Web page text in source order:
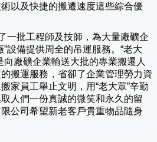
以及快捷的搬遷速度這些綜合優
批工程師及技師，為大量廠礦企
設備提供周全的吊運服務。“老大
向廠礦企業輸送大批的專業搬遷人
搬運服務，省卻了企業管理勞力資
家員工舉止文明，用“老大眾”辛勤
人們一份真誠的微笑和永久的留
公司希望新老客戶貴重物品隨身